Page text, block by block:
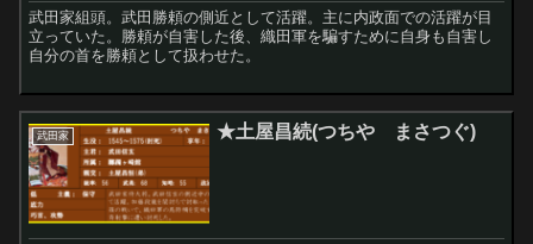
武田家組頭。武田勝頼の側近として活躍。主に内政面での活躍が目
立っていた。勝頼が自害した後、織田軍を騙すために自身も自害し
自分の首を勝頼として扱わせた。
武田家 ★土屋昌続(つちや まさつぐ)